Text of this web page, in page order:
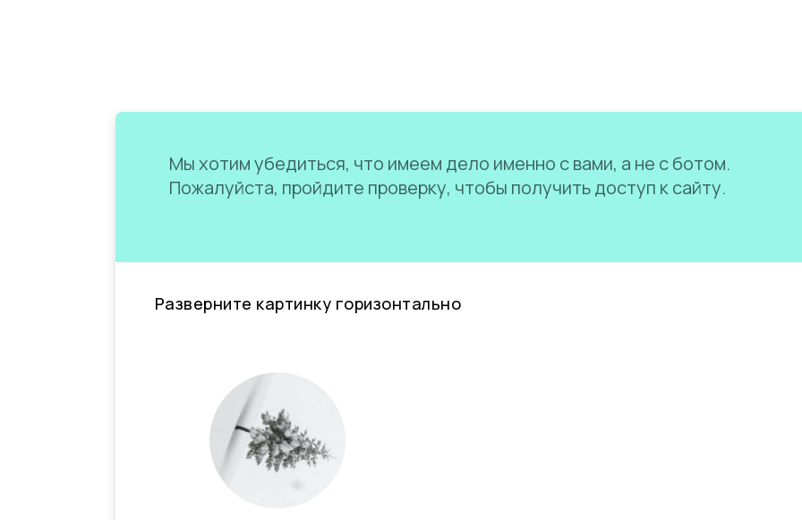
Мы хотим убедиться, что имеем дело именно с вами, а не с ботом.
Пожалуйста, пройдите проверку, чтобы получить доступ к сайту.
Разверните картинку горизонтально